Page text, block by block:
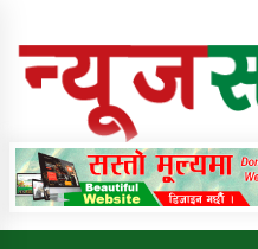
Online News Portal